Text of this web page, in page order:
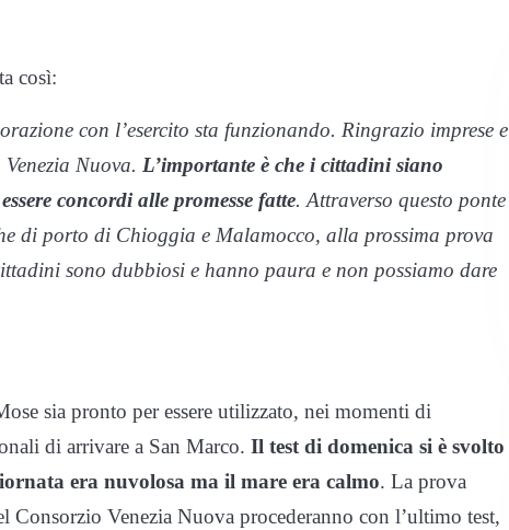
così:
con l’esercito sta funzionando. Ringrazio imprese e
Nuova. L’importante è che i cittadini siano
concordi alle promesse fatte. Attraverso questo ponte
di porto di Chioggia e Malamocco, alla prossima prova
sono dubbiosi e hanno paura e non possiamo dare
sia pronto per essere utilizzato, nei momenti di
di arrivare a San Marco. Il test di domenica si è svolto
era nuvolosa ma il mare era calmo. La prova
Consorzio Venezia Nuova procederanno con l’ultimo test,